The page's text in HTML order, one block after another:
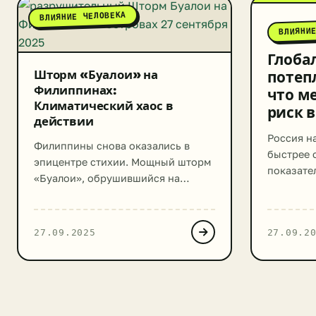
ВЛИЯНИЕ ЧЕЛОВЕКА
Шторм «Буалои» на
Филиппинах:
Климатический хаос в
действии
Филиппины снова оказались в
эпицентре стихии. Мощный шторм
«Буалои», обрушившийся на
принес с собой хаос и
разрушения, став очередным
растущей угрозе экстремальных
27.09.2025
что
риск
Россия
быстрее